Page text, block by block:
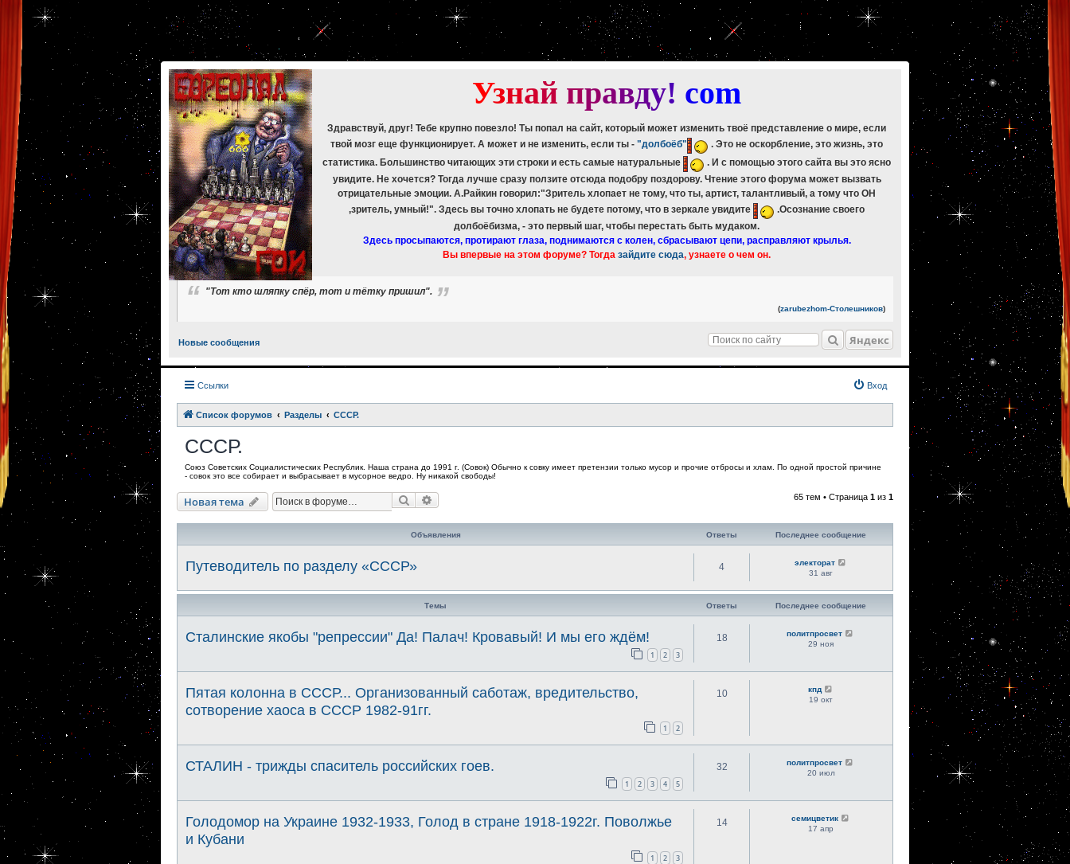
[phpBB Debug] PHP Warning : in file [ROOT]/phpbb/db/driver/mysqli.php
mysqli_fetch_assoc(): Couldn't fetch mysqli_result
[phpBB Debug] PHP Warning
[ROOT]/phpbb/db/driver/mysqli.php
mysqli_free_result(): Couldn't fetch mysqli_result
[phpBB Debug] PHP Warning
: in file [ROOT]/phpbb/db/driver/mysqli.php 265 :mysqli_fetch_assoc(): Couldn't fetch mysqli_result
[phpBB Debug] PHP Warning
: in file [ROOT]/phpbb/db/driver/mysqli.php on line 329 :mysqli_free_result(): Couldn't fetch mysqli_result
[phpBB Debug] PHP Warning
[ROOT]/phpbb/db/driver/mysqli.php on line 265 : mysqli_fetch_assoc(): Couldn't fetch mysqli_result
[phpBB Debug] PHP Warning
[ROOT]/phpbb/db/driver/mysqli.php on line mysqli_free_result(): Couldn't fetch mysqli_result
Узнай правду! com
Здравствуй, друг! Тебе крупно повезло! Ты попал на сайт, который может изменить твоё представление о мире, если
твой мозг еще функционирует. А может и не изменить, если ты - "долбоёб"
. Это не оскорбление, это жизнь, это
статистика. Большинство читающих эти строки и есть самые натуральные
. И с помощью этого сайта вы это ясно
увидите. Не хочется? Тогда лучше сразу ползите отсюда подобру поздорову. Чтение этого форума может вызвать
отрицательные эмоции. А.Райкин говорил:"Зритель хлопает не тому, что ты, артист, талантливый, а тому что ОН
,зритель, умный!". Здесь вы точно хлопать не будете потому, что в зеркале увидите
.Осознание своего
долбоёбизма, - это первый шаг, чтобы перестать быть мудаком.
Здесь просыпаются, протирают глаза, поднимаются с колен, сбрасывают цепи, расправляют крылья.
Вы впервые на этом форуме? Тогда зайдите сюда, узнаете о чем он.
"Тот кто шляпку спёр, тот и тётку пришил".
(zarubezhom-Столешников)
Новые сообщения Яндекс
Ссылки Вход
Список форумов Разделы СССР.
СССР.
Союз Советских Социалистических Республик. Наша страна до 1991 г. (Совок) Обычно к совку имеет претензии только мусор и прочие отбросы и хлам. По одной простой причине
- совок это все собирает и выбрасывает в мусорное ведро. Ну никакой свободы!
Новая тема Поиск 65 тем • Страница 1 из 1
Объявления Ответы Последнее сообщение
Путеводитель по разделу «СССР» 4
электорат
31 авг
Темы Ответы Последнее сообщение
Сталинские якобы "репрессии" Да! Палач! Кровавый! И мы его ждём!
1 2 3
18
политпросвет
29 ноя
Пятая колонна в СССР... Организованный саботаж, вредительство,
сотворение хаоса в СССР 1982-91гг.
1 2
10
кпд
19 окт
СТАЛИН - трижды спаситель российских гоев.
1 2 3 4 5
32
политпросвет
20 июл
Голодомор на Украине 1932-1933, Голод в стране 1918-1922г. Поволжье
и Кубани
1 2 3
14
семицветик
17 апр